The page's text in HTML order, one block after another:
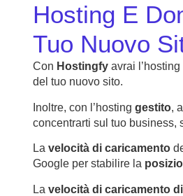
Hosting E
Tuo Nuovo
Con Hostingfyavrai l’hosting
del tuo nuovo sito.
Inoltre, con l’hosting gestito,
concentrarti sul tuo business,
La velocità di caricamento
Google per stabilire la
La velocità di caricamento